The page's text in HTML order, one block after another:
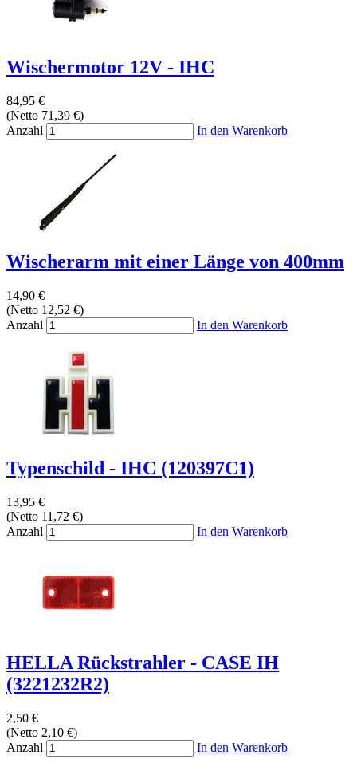
Wischermotor 12V - IHC
84,95 €
(Netto 71,39 €)
Anzahl
In den Warenkorb
Wischerarm mit einer Länge von 400mm
14,90 €
(Netto 12,52 €)
Anzahl
In den Warenkorb
Typenschild - IHC (120397C1)
13,95 €
(Netto 11,72 €)
Anzahl
In den Warenkorb
HELLA Rückstrahler - CASE IH
(3221232R2)
2,50 €
(Netto 2,10 €)
Anzahl
In den Warenkorb